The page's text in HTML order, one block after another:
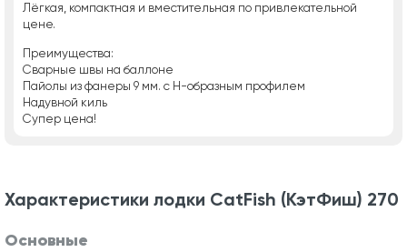
Лёгкая, компактная и вместительная по привлекательной
цене.
Преимущества:
Сварные швы на баллоне
Пайолы из фанеры 9 мм. с H-образным профилем
Надувной киль
Супер цена!
Характеристики лодки CatFish (КэтФиш) 270
Основные